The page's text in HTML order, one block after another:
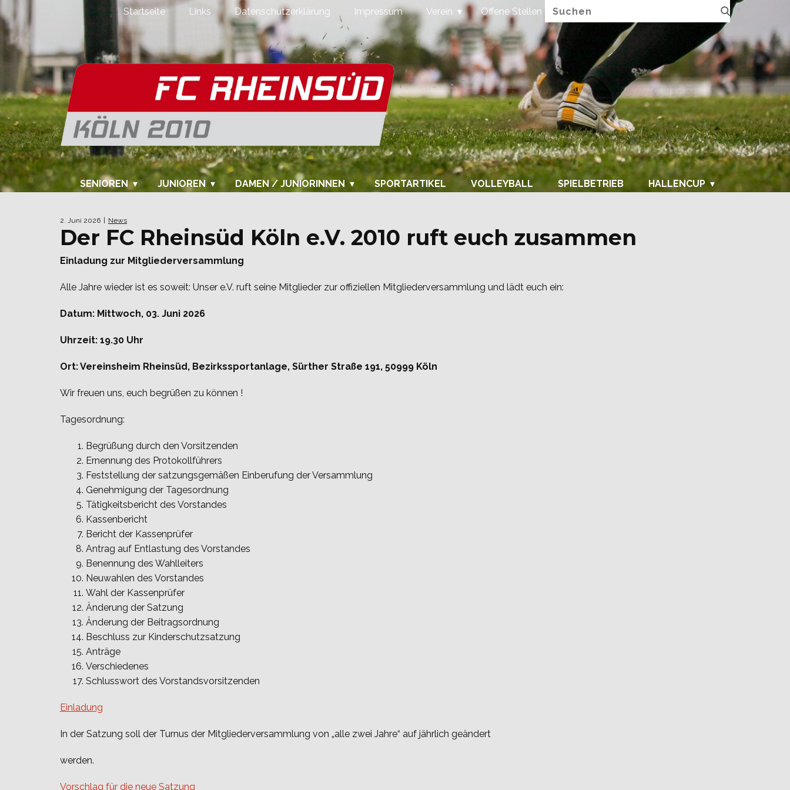
Startseite Links Datenschutzerklärung Impressum Verein Offene Stellen FUPA.net
SENIOREN JUNIOREN DAMEN / JUNIORINNEN SPORTARTIKEL VOLLEYBALL SPIELBETRIEB HALLENCUP
2. Juni 2026 News
Der FC Rheinsüd Köln e.V. 2010 ruft euch zusammen
Einladung zur Mitgliederversammlung
Alle Jahre wieder ist es soweit: Unser e.V. ruft seine Mitglieder zur offiziellen Mitgliederversammlung und lädt euch ein:
Datum: Mittwoch, 03. Juni 2026
Uhrzeit: 19.30 Uhr
Ort: Vereinsheim Rheinsüd, Bezirkssportanlage, Sürther Straße 191, 50999 Köln
Wir freuen uns, euch begrüßen zu können !
Tagesordnung:
Begrüßung durch den Vorsitzenden
Ernennung des Protokollführers
Feststellung der satzungsgemäßen Einberufung der Versammlung
Genehmigung der Tagesordnung
Tätigkeitsbericht des Vorstandes
Kassenbericht
Bericht der Kassenprüfer
Antrag auf Entlastung des Vorstandes
Benennung des Wahlleiters
Neuwahlen des Vorstandes
Wahl der Kassenprüfer
Änderung der Satzung
Änderung der Beitragsordnung
Beschluss zur Kinderschutzsatzung
Anträge
Verschiedenes
Schlusswort des Vorstandsvorsitzenden
Einladung
In der Satzung soll der Turnus der Mitgliederversammlung von „alle zwei Jahre“ auf jährlich geändert
werden.
Vorschlag für die neue Satzung